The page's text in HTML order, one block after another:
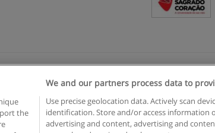
Business S.L. - CIF : B-95610580: -www.educaedu-
the
We and our partners process data to
Use precise geolocation data. Actively scan
identification. Store and/or access information
advertising and content, advertising and